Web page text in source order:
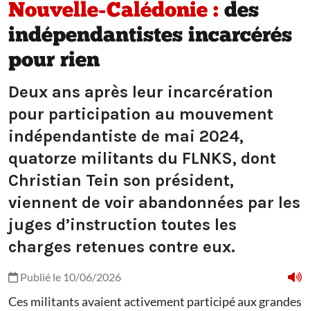
Nouvelle-Calédonie : des
indépendantistes incarcérés
pour rien
Deux ans après leur incarcération
pour participation au mouvement
indépendantiste de mai 2024,
quatorze militants du FLNKS, dont
Christian Tein son président,
viennent de voir abandonnées par les
juges d’instruction toutes les
charges retenues contre eux.
Publié le 10/06/2026
Ces militants avaient activement participé aux grandes